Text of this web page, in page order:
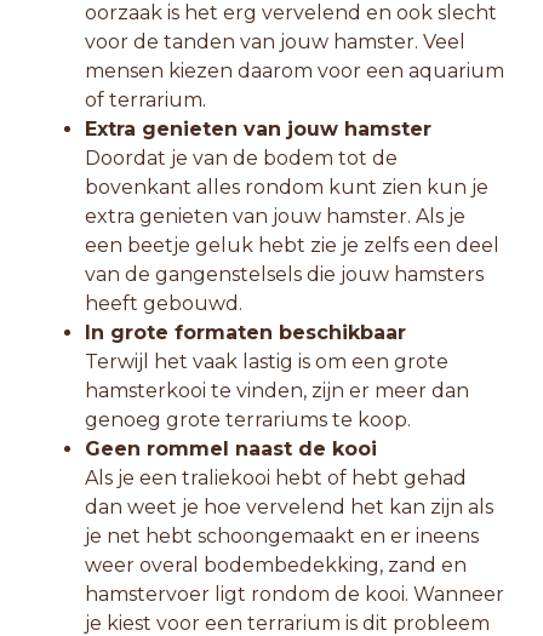
oorzaak is het erg vervelend en ook slecht
voor de tanden van jouw hamster. Veel
mensen kiezen daarom voor een aquarium
of terrarium.
Extra genieten van jouw hamster
Doordat je van de bodem tot de
bovenkant alles rondom kunt zien kun je
extra genieten van jouw hamster. Als je
een beetje geluk hebt zie je zelfs een deel
van de gangenstelsels die jouw hamsters
heeft gebouwd.
In grote formaten beschikbaar
Terwijl het vaak lastig is om een grote
hamsterkooi te vinden, zijn er meer dan
genoeg grote terrariums te koop.
Geen rommel naast de kooi
Als je een traliekooi hebt of hebt gehad
dan weet je hoe vervelend het kan zijn als
je net hebt schoongemaakt en er ineens
weer overal bodembedekking, zand en
hamstervoer ligt rondom de kooi. Wanneer
je kiest voor een terrarium is dit probleem